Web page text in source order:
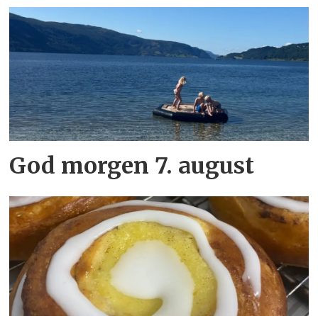
God morgen 7. august